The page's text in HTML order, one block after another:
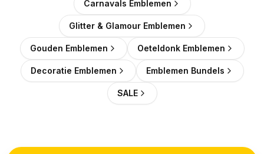
Carnavals Emblemen
Glitter & Glamour Emblemen
Gouden Emblemen Oeteldonk Emblemen
Decoratie Emblemen Emblemen Bundels
SALE